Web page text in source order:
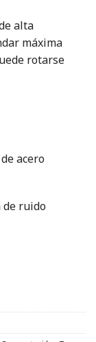
alta
máxima
rotarse
acero
de ruido